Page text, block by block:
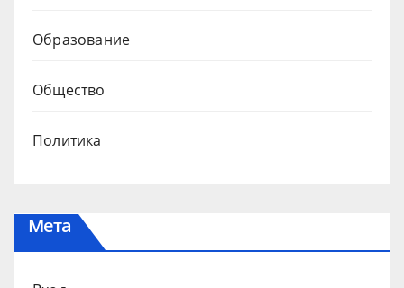
Образование
Общество
Политика
Мета